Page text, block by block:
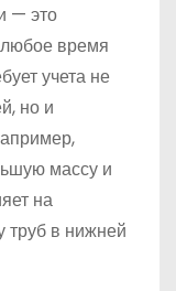
— это
время
учета не
но и
массу и
на
труб в нижней